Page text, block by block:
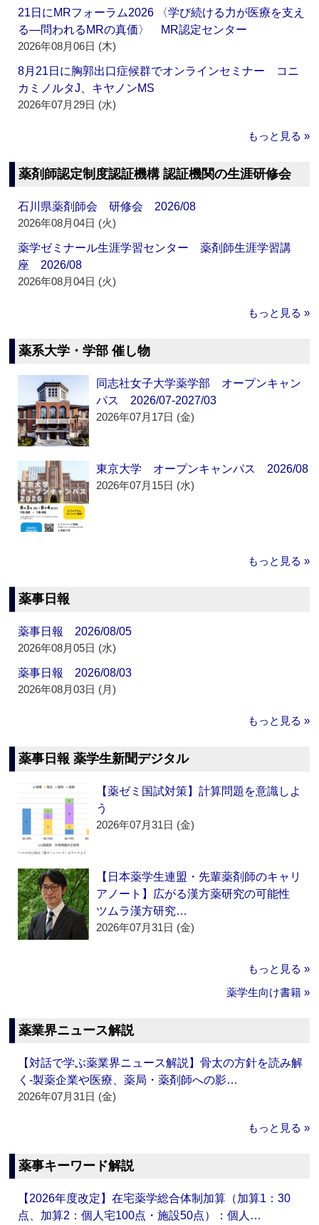
21日にMRフォーラム2026 〈学び続ける力が医療を支え
る―問われるMRの真価〉 MR認定センター
2026年08月06日 (木)
8月21日に胸郭出口症候群でオンラインセミナー コニ
カミノルタJ、キヤノンMS
2026年07月29日 (水)
もっと見る »
薬剤師認定制度認証機構 認証機関の生涯研修会
石川県薬剤師会 研修会 2026/08
2026年08月04日 (火)
薬学ゼミナール生涯学習センター 薬剤師生涯学習講
座 2026/08
2026年08月04日 (火)
もっと見る »
薬系大学・学部 催し物
同志社女子大学薬学部 オープンキャン
パス 2026/07-2027/03
2026年07月17日 (金)
東京大学 オープンキャンパス 2026/08
2026年07月15日 (水)
もっと見る »
薬事日報
薬事日報 2026/08/05
2026年08月05日 (水)
薬事日報 2026/08/03
2026年08月03日 (月)
もっと見る »
薬事日報 薬学生新聞デジタル
【薬ゼミ国試対策】計算問題を意識しよ
う
2026年07月31日 (金)
【日本薬学生連盟・先輩薬剤師のキャリ
アノート】広がる漢方薬研究の可能性
ツムラ漢方研究…
2026年07月31日 (金)
もっと見る »
薬学生向け書籍 »
薬業界ニュース解説
【対話で学ぶ薬業界ニュース解説】骨太の方針を読み解
く‐製薬企業や医療、薬局・薬剤師への影…
2026年07月31日 (金)
もっと見る »
薬事キーワード解説
【2026年度改定】在宅薬学総合体制加算（加算1：30
点、加算2：個人宅100点・施設50点）：個人…